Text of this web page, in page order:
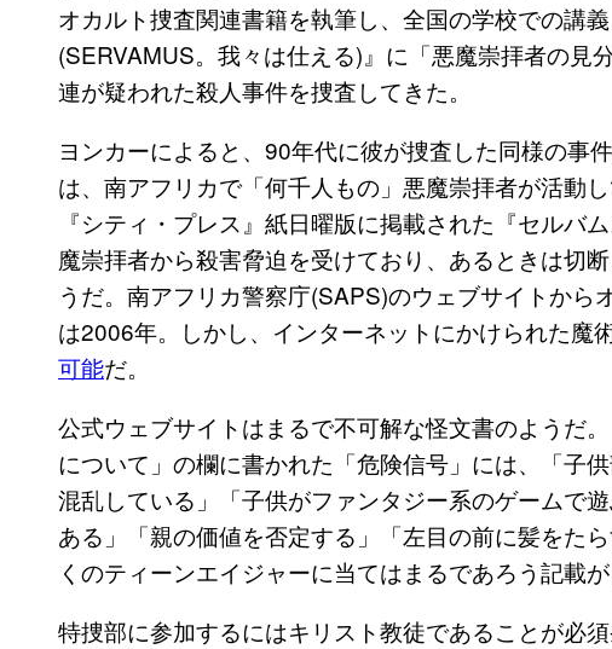
オカルト捜査関連書籍を執筆し、全国の学校での講
(SERVAMUS。我々は仕える)』に「悪魔崇拝者の見
連が疑われた殺人事件を捜査してきた。
ヨンカーによると、90年代に彼が捜査した同様の事
は、南アフリカで「何千人もの」悪魔崇拝者が活動
『シティ・プレス』紙日曜版に掲載された『セルバ
魔崇拝者から殺害脅迫を受けており、あるときは切
うだ。南アフリカ警察庁(SAPS)のウェブサイトから
は2006年。しかし、インターネットにかけられた魔
可能だ。
公式ウェブサイトはまるで不可解な怪文書のようだ
について」の欄に書かれた「危険信号」には、「子
混乱している」「子供がファンタジー系のゲームで
ある」「親の価値を否定する」「左目の前に髪をた
くのティーンエイジャーに当てはまるであろう記載が
特捜部に参加するにはキリスト教徒であることが必須